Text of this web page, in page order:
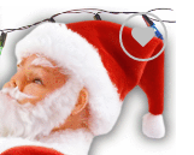
Add to
wishlist